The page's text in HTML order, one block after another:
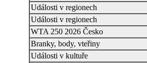
Události v regionech
Události v regionech
WTA 250 2026 Česko
Branky, body, vteřiny
Události v kultuře